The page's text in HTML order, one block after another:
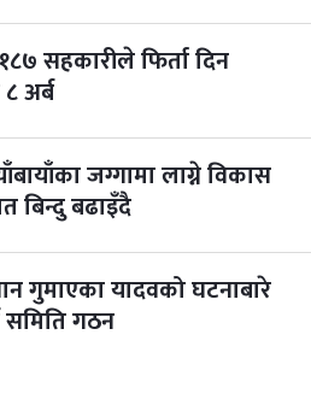
सहकारीले फिर्ता दिन
अर्ब
जग्गामा लाग्ने विकास
बिन्दु बढाइँदै
गुमाएका यादवको घटनाबारे
समिति गठन